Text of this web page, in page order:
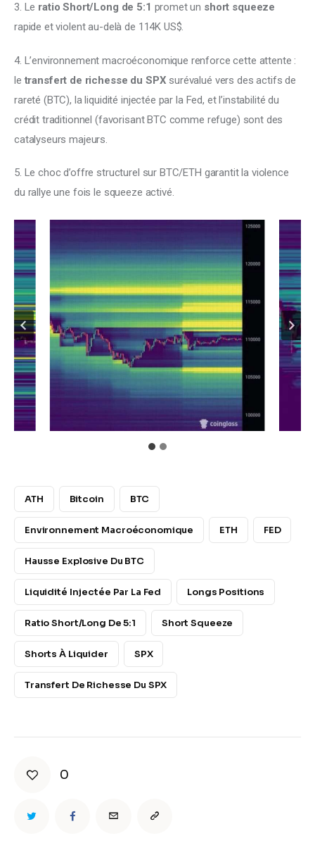
3. Le ratio Short/Long de 5:1 promet un short squeeze
rapide et violent au-delà de 114K US$.
4. L’environnement macroéconomique renforce cette attente :
le transfert de richesse du SPX surévalué vers des actifs de
rareté (BTC), la liquidité injectée par la Fed, et l’instabilité du
crédit traditionnel (favorisant BTC comme refuge) sont des
catalyseurs majeurs.
5. Le choc d’offre structurel sur BTC/ETH garantit la violence
du rallye une fois le squeeze activé.
ATH Bitcoin BTC
Environnement Macroéconomique ETH FED
Hausse Explosive Du BTC
Liquidité Injectée Par La Fed Longs Positions
Ratio Short/Long De 5:1 Short Squeeze
Shorts À Liquider SPX
Transfert De Richesse Du SPX
0